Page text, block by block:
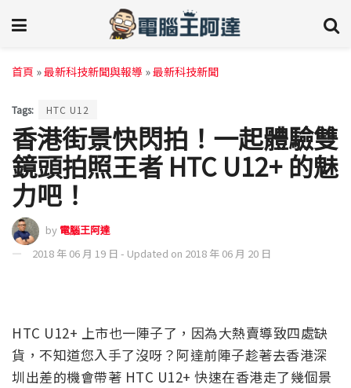
首頁 »最新科技新聞與報導 »最新科技新聞
Tags: HTC U12
香港街景快閃拍！一起體驗雙
鏡頭拍照王者 HTC U12+ 的魅
力吧！
by 電腦王阿達
2018 年 06 月 19 日 - Updated on 2018 年 06 月 20 日
HTC U12+ 上市也一陣子了，因為大熱賣導致四處缺
貨，不知道您入手了沒呀？阿達前陣子趁著去香港深
圳出差的機會帶著 HTC U12+ 快速在香港走了幾個景